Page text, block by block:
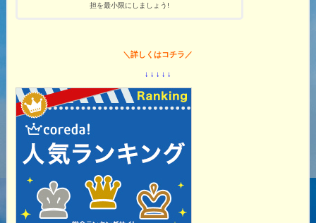
担を最小限にしましょう!
＼詳しくはコチラ／
↓ ↓ ↓ ↓ ↓